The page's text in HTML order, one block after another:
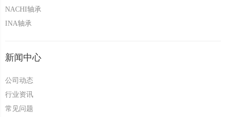
NACHI轴承
INA轴承
新闻中心
公司动态
行业资讯
常见问题